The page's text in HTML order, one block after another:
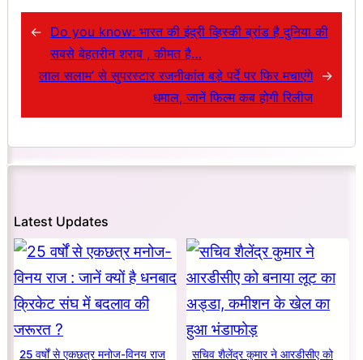
← Do you know: भारत की इंद्री व्हिस्की ब्रांड है दुनिया की
सबसे बेहतरीन शराब , कीमत है…
लाल सलाम’ से सुपरस्टार रजनीकांत बड़े पर्दे पर फिर मचाएंगे
धमाल, जानें फिल्म कब होगी रिलीज
→
Latest Updates
25 वर्षों से एकछत्र मनोज-विनय राज
सचिव शैलेंद्र कुमार ने आरडीसीए को